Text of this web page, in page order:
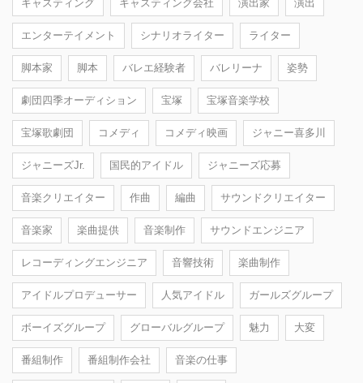
キャスティング キャスティング会社 演出家 演出
エンターテイメント シナリオライター ライター
脚本家 脚本 バレエ経験者 バレリーナ 姿勢
劇団四季オーディション 宝塚 宝塚音楽学校
宝塚歌劇団 コメディ コメディ映画 ジャニー喜多川
ジャニーズJr. 国民的アイドル ジャニーズ応募
音楽クリエイター 作曲 編曲 サウンドクリエイター
音楽家 楽曲提供 音楽制作 サウンドエンジニア
レコーディングエンジニア 音響技術 楽曲制作
アイドルプロデューサー 人気アイドル ガールズグループ
ボーイズグループ グローバルグループ 魅力 大変
番組制作 番組制作会社 音楽の仕事